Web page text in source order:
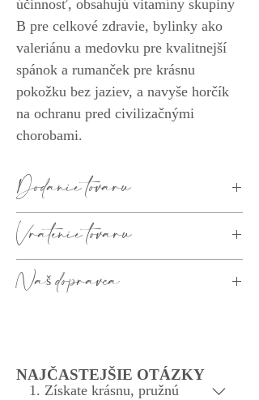
účinnosť, obsahujú vitamíny skupiny
B pre celkové zdravie, bylinky ako
valeriánu a medovku pre kvalitnejší
spánok a rumanček pre krásnu
pokožku bez jaziev, a navyše horčík
na ochranu pred civilizačnými
chorobami.
Dodanie tovaru
1 - 3 dni
Vrátenie tovaru
Ako
Náš dopravca
NAJČASTEJŠIE OTÁZKY
1. Získate krásnu, pružnú